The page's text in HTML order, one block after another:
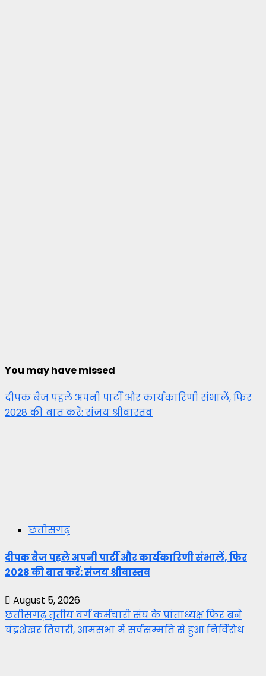
You may have missed
दीपक बैज पहले अपनी पार्टी और कार्यकारिणी संभालें, फिर
2028 की बात करें: संजय श्रीवास्तव
छत्तीसगढ़
दीपक बैज पहले अपनी पार्टी और कार्यकारिणी संभालें, फिर
2028 की बात करें: संजय श्रीवास्तव
August 5, 2026
छत्तीसगढ़ तृतीय वर्ग कर्मचारी संघ के प्रांताध्यक्ष फिर बने
चंद्रशेखर तिवारी, आमसभा में सर्वसम्मति से हुआ निर्विरोध